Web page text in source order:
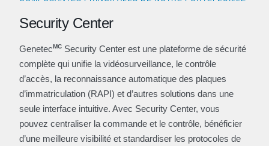
Security Center
GenetecMC Security Center est une plateforme de sécurité
complète qui unifie la vidéosurveillance, le contrôle
d’accès, la reconnaissance automatique des plaques
d’immatriculation (RAPI) et d’autres solutions dans une
seule interface intuitive. Avec Security Center, vous
pouvez centraliser la commande et le contrôle, bénéficier
d’une meilleure visibilité et standardiser les protocoles de